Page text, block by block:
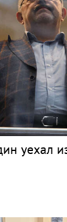
уехал